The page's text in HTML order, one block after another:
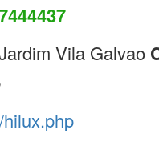
Vila Galvao